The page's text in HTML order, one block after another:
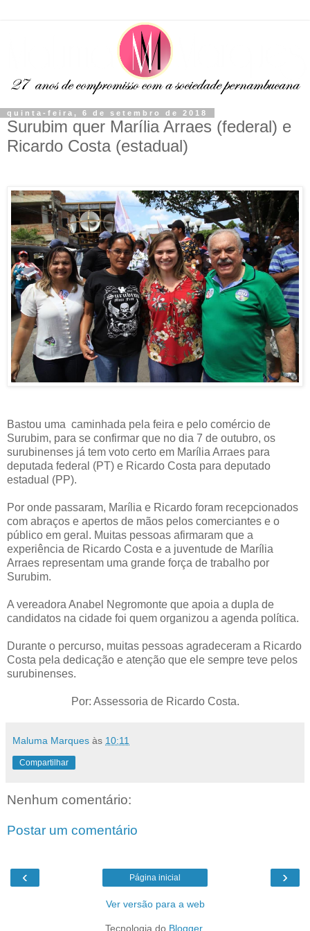
quinta-feira, 6 de setembro de 2018
Surubim quer Marília Arraes (federal) e
Ricardo Costa (estadual)
Bastou uma caminhada pela feira e pelo comércio de
Surubim, para se confirmar que no dia 7 de outubro, os
surubinenses já tem voto certo em Marília Arraes para
deputada federal (PT) e Ricardo Costa para deputado
estadual (PP).
Por onde passaram, Marília e Ricardo foram recepcionados
com abraços e apertos de mãos pelos comerciantes e o
público em geral. Muitas pessoas afirmaram que a
experiência de Ricardo Costa e a juventude de Marília
Arraes representam uma grande força de trabalho por
Surubim.
A vereadora Anabel Negromonte que apoia a dupla de
candidatos na cidade foi quem organizou a agenda política.
Durante o percurso, muitas pessoas agradeceram a Ricardo
Costa pela dedicação e atenção que ele sempre teve pelos
surubinenses.
Por: Assessoria de Ricardo Costa.
Maluma Marques às 10:11
Compartilhar
Nenhum comentário:
Postar um comentário
‹ ›
Página inicial
Ver versão para a web
Tecnologia do Blogger.